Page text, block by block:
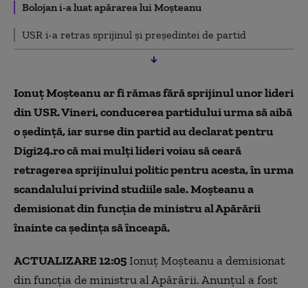
Bolojan i-a luat apărarea lui Moșteanu
USR i-a retras sprijinul și președintei de partid
Ionuț Moșteanu ar fi rămas fără sprijinul unor lideri
din USR. Vineri, conducerea partidului urma să aibă
o ședință, iar surse din partid au declarat pentru
Digi24.ro că mai mulți lideri voiau să ceară
retragerea sprijinului politic pentru acesta, în urma
scandalului privind studiile sale. Moșteanu a
demisionat din funcția de ministru al Apărării
înainte ca ședința să înceapă.
ACTUALIZARE 12:05Ionuț Moșteanu a demisionat
din funcția de ministru al Apărării. Anunțul a fost